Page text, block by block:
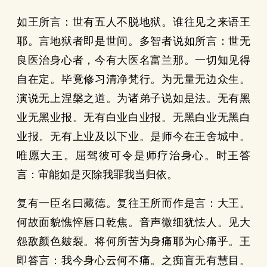
如王所言：世有五人不脱地狱。谁往见之来语王
耶。言地狱者即是世间。多智者说如所言：世无
良医治身心者，今有大医名富兰那。一切知见得
自在定。毕竟修习清净梵行。为无量无边众生。
演说无上涅槃之道。为诸弟子说如是法。无有黑
业无黑业报。无有白业白业报。无黑白业无黑白
业报。无有上业及以下业。是师今在王舍城中。
唯愿大王。屈驾彼可令是师疗治身心。时王答
言：审能如是灭除我罪我当归依。
复有一臣名曰藏德。复往王所而作是言：大王。
何故面貌憔悴唇口乾焦。音声微细犹怯人。见大
怨敌颜色皴裂。将何所苦为身痛耶为心痛乎。王
即答言：我今身心云何不痛。之痴盲无有慧目。